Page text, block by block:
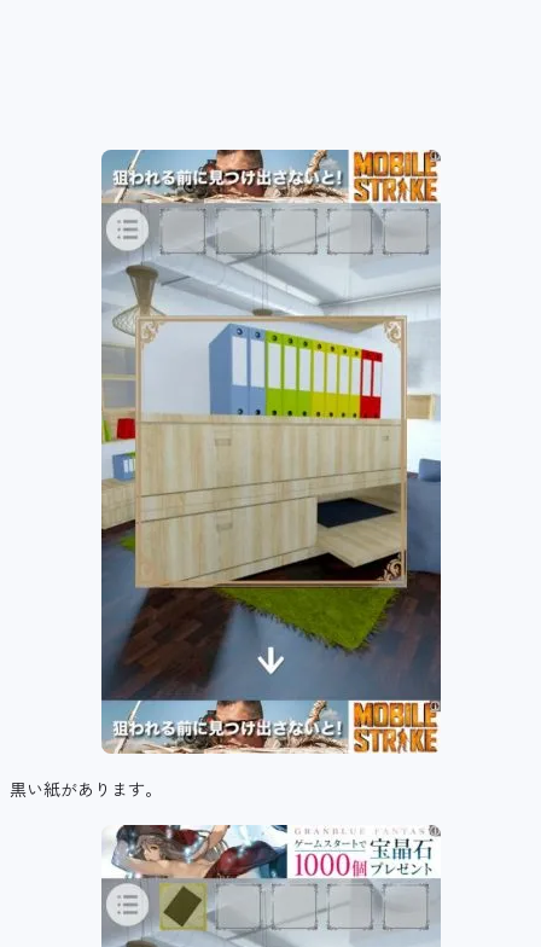
黒い紙があります。